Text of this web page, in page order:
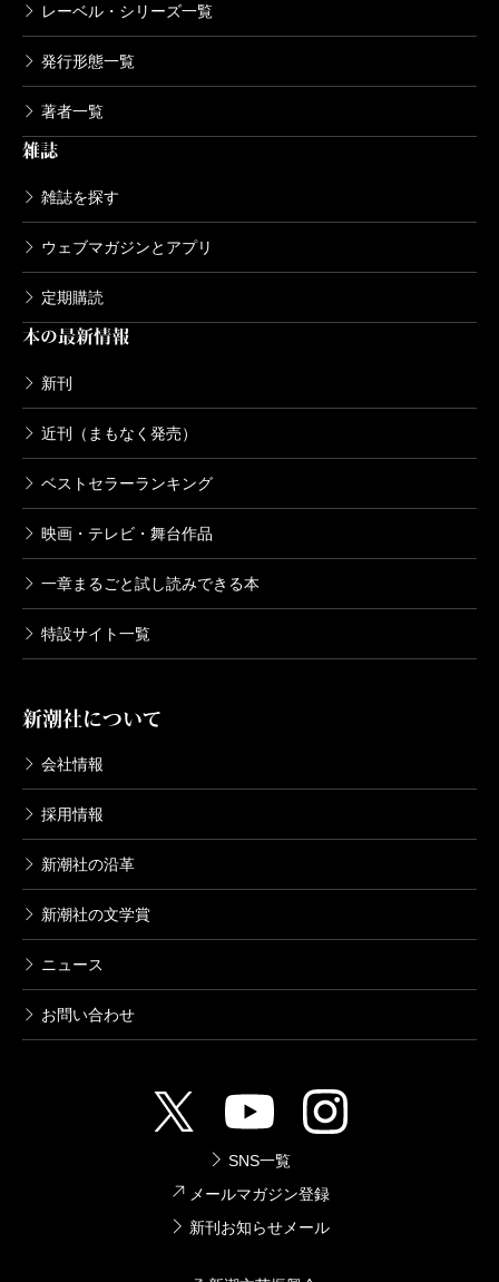
レーベル・シリーズ一覧
発行形態一覧
著者一覧
雑誌
雑誌を探す
ウェブマガジンとアプリ
定期購読
本の最新情報
新刊
近刊（まもなく発売）
ベストセラーランキング
映画・テレビ・舞台作品
一章まるごと試し読みできる本
特設サイト一覧
新潮社について
会社情報
採用情報
新潮社の沿革
新潮社の文学賞
ニュース
お問い合わせ
SNS一覧
メールマガジン登録
新刊お知らせメール